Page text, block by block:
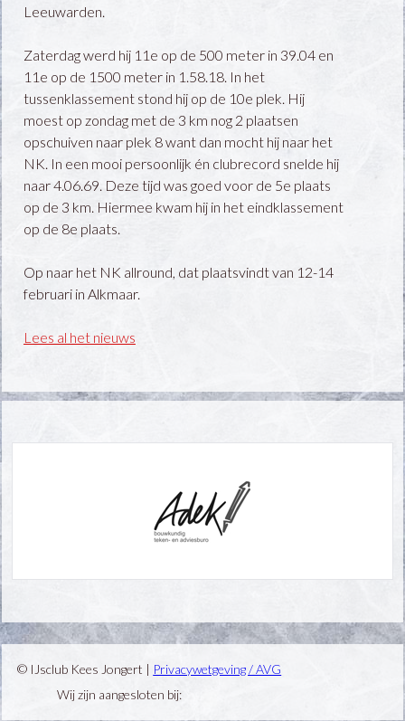
Leeuwarden.
Zaterdag werd hij 11e op de 500 meter in 39.04 en
11e op de 1500 meter in 1.58.18. In het
tussenklassement stond hij op de 10e plek. Hij
moest op zondag met de 3 km nog 2 plaatsen
opschuiven naar plek 8 want dan mocht hij naar het
NK. In een mooi persoonlijk én clubrecord snelde hij
naar 4.06.69. Deze tijd was goed voor de 5e plaats
op de 3 km. Hiermee kwam hij in het eindklassement
op de 8e plaats.
Op naar het NK allround, dat plaatsvindt van 12-14
februari in Alkmaar.
Lees al het nieuws
© IJsclub Kees Jongert | Privacywetgeving / AVG
Wij zijn aangesloten bij: